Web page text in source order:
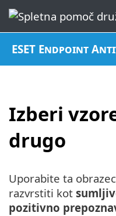
ESET Endpoint
Izberi
drugo
Uporabite ta
razvrstiti kot
pozitivno